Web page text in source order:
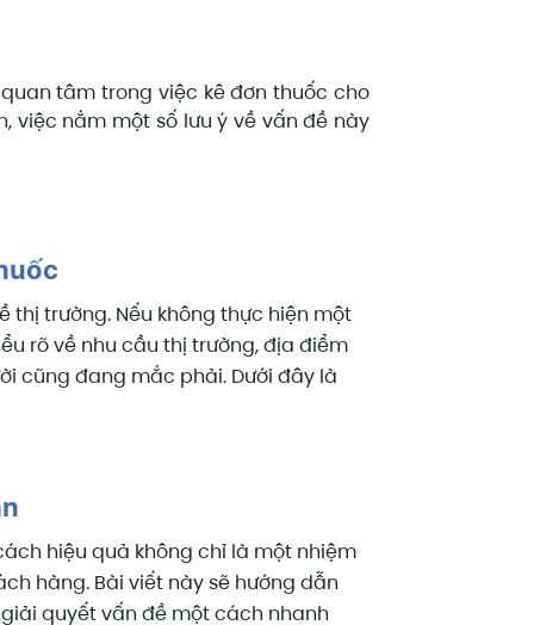
tâm trong việc kê đơn thuốc cho
việc nắm một số lưu ý về vấn đề này
thị trường. Nếu không thực hiện một
rõ về nhu cầu thị trường, địa điểm
cũng đang mắc phải. Dưới đây là
hiệu quả không chỉ là một nhiệm
hàng. Bài viết này sẽ hướng dẫn
quyết vấn đề một cách nhanh